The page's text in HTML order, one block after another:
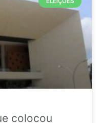
colocou